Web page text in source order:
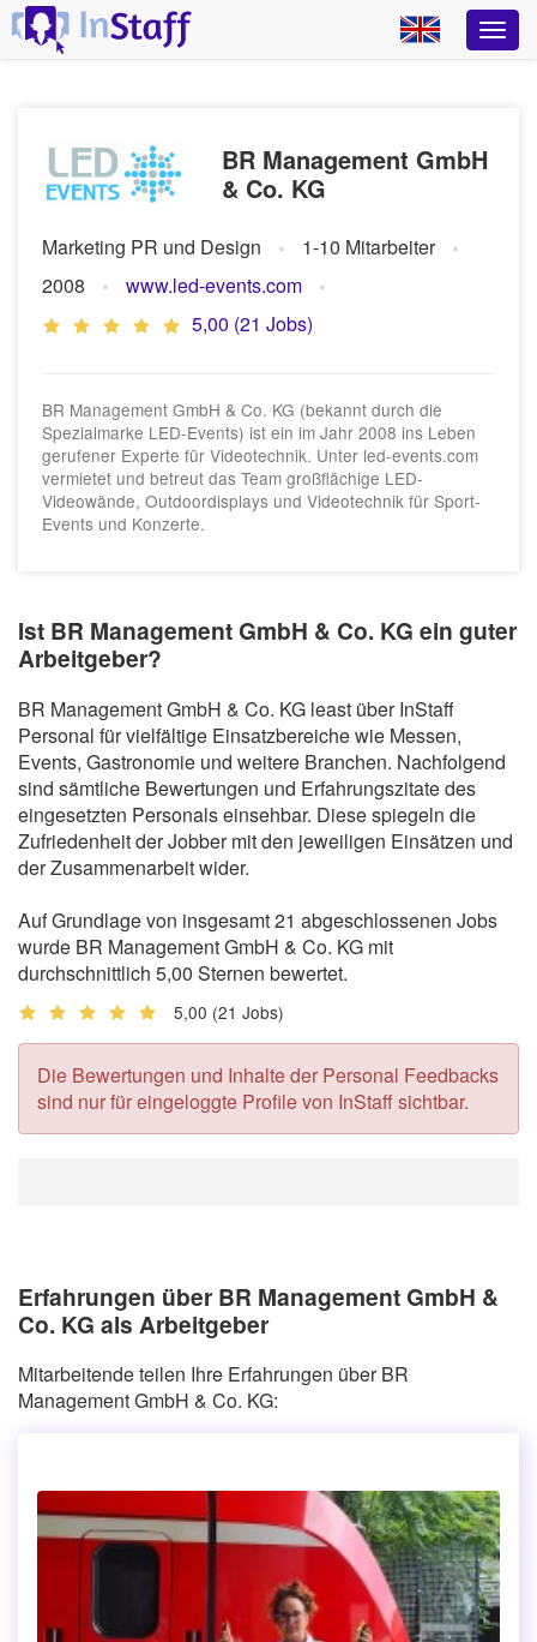
BR Management GmbH
& Co. KG
Marketing PR und Design
1-10 Mitarbeiter
2008
www.led-events.com
5,00 (21 Jobs)
BR Management GmbH & Co. KG (bekannt durch die
Spezialmarke LED-Events) ist ein im Jahr 2008 ins Leben
gerufener Experte für Videotechnik. Unter led-events.com
vermietet und betreut das Team großflächige LED-
Videowände, Outdoordisplays und Videotechnik für Sport-
Events und Konzerte.
Ist BR Management GmbH & Co. KG ein guter
Arbeitgeber?
BR Management GmbH & Co. KG least über InStaff
Personal für vielfältige Einsatzbereiche wie Messen,
Events, Gastronomie und weitere Branchen. Nachfolgend
sind sämtliche Bewertungen und Erfahrungszitate des
eingesetzten Personals einsehbar. Diese spiegeln die
Zufriedenheit der Jobber mit den jeweiligen Einsätzen und
der Zusammenarbeit wider.
Auf Grundlage von insgesamt 21 abgeschlossenen Jobs
wurde BR Management GmbH & Co. KG mit
durchschnittlich 5,00 Sternen bewertet.
5,00 (21 Jobs)
Die Bewertungen und Inhalte der Personal Feedbacks
sind nur für eingeloggte Profile von InStaff sichtbar.
Erfahrungen über BR Management GmbH &
Co. KG als Arbeitgeber
Mitarbeitende teilen Ihre Erfahrungen über BR
Management GmbH & Co. KG: